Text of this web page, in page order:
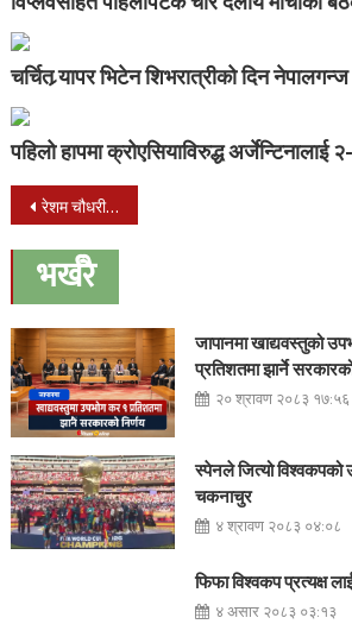
चर्चित र्‍यापर भिटेन शिभरात्रीको दिन
पहिलो हापमा क्रोएसियाविरुद्ध अर्जेन्टिनालाई
Post
navigation
रेशम चौधरीको प्रमाणपत्र सुरक्षित : प्रमुख आयुक्त
भर्खरै
जापानमा खाद्यवस्तुको
प्रतिशतमा झार्ने
२० श्रावण २०८३ १७:५६
स्पेनले जित्यो विश्वकपको
चकनाचुर
४ श्रावण २०८३ ०४:०८
फिफा विश्वकप प्रत्यक्ष
४ असार २०८३ ०३:१३